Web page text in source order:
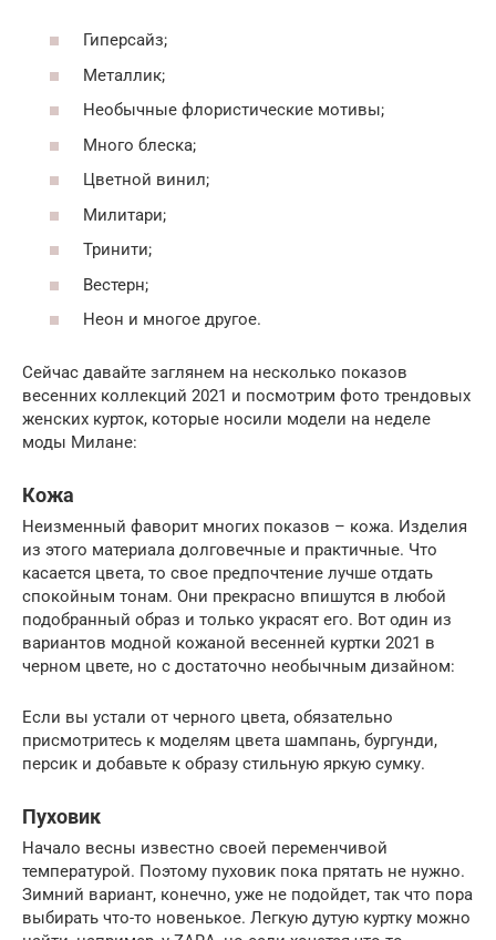
Гиперсайз;
Металлик;
Необычные флористические мотивы;
Много блеска;
Цветной винил;
Милитари;
Тринити;
Вестерн;
Неон и многое другое.
Сейчас давайте заглянем на несколько показов
весенних коллекций 2021 и посмотрим фото трендовых
женских курток, которые носили модели на неделе
моды Милане:
Кожа
Неизменный фаворит многих показов – кожа. Изделия
из этого материала долговечные и практичные. Что
касается цвета, то свое предпочтение лучше отдать
спокойным тонам. Они прекрасно впишутся в любой
подобранный образ и только украсят его. Вот один из
вариантов модной кожаной весенней куртки 2021 в
черном цвете, но с достаточно необычным дизайном:
Если вы устали от черного цвета, обязательно
присмотритесь к моделям цвета шампань, бургунди,
персик и добавьте к образу стильную яркую сумку.
Пуховик
Начало весны известно своей переменчивой
температурой. Поэтому пуховик пока прятать не нужно.
Зимний вариант, конечно, уже не подойдет, так что пора
выбирать что-то новенькое. Легкую дутую куртку можно